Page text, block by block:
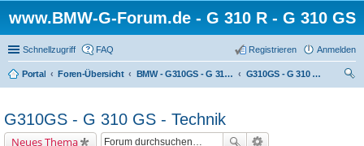
www.BMW-G-Forum.de - G 310 R - G 310 GS
Schnellzugriff FAQ Anmelden
Registrieren
Portal Foren-Übersicht BMW - G310GS - G 310 GS
G310GS - G 310 GS - Technik
G310GS - G 310 GS - Technik
Neues Thema